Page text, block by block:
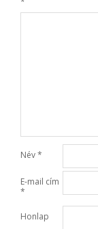
Név*
E-mail cím
*
Honlap